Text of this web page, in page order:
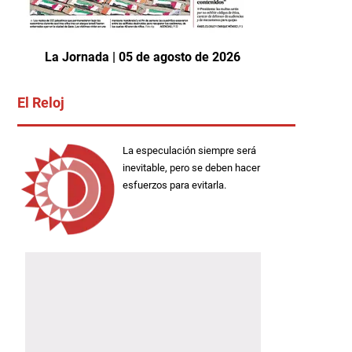
La Jornada | 05 de agosto de 2026
El Reloj
La especulación siempre será
inevitable, pero se deben hacer
esfuerzos para evitarla.